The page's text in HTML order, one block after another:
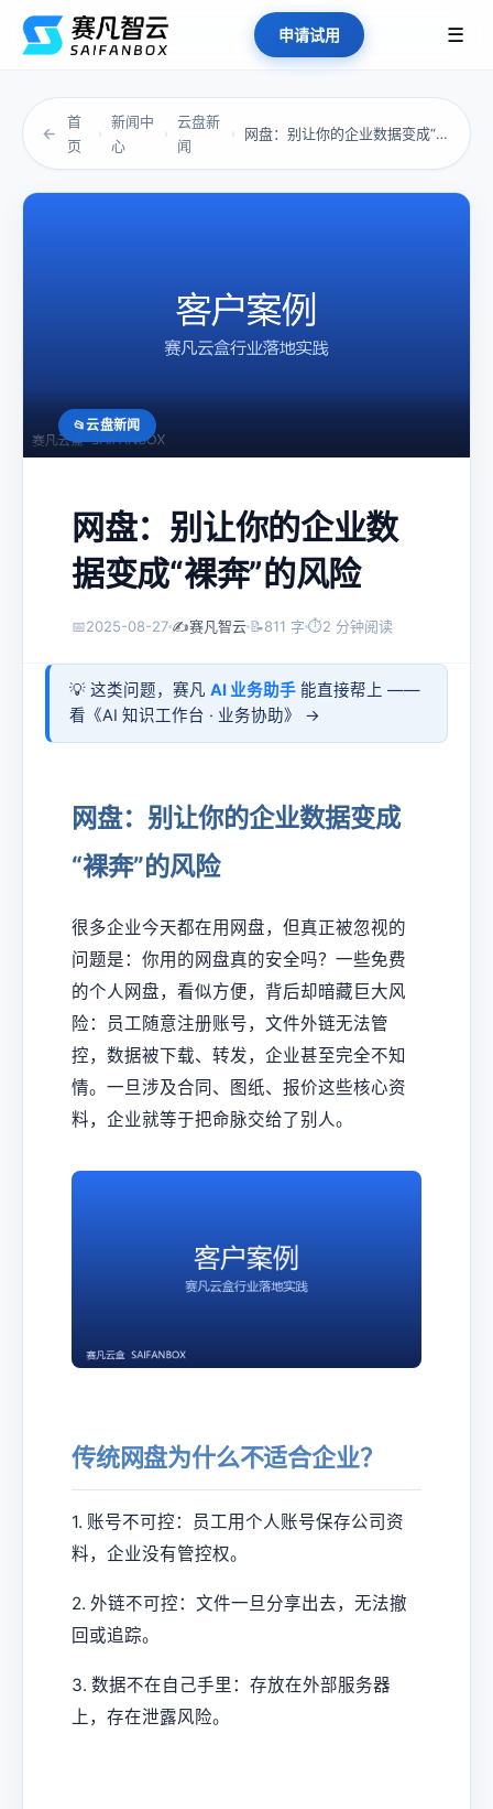
申请试用 ☰
←
首
页
›
新闻中
心
›
云盘新
闻
› 网盘：别让你的企业数据变成“裸奔”的风险
云盘新闻
网盘：别让你的企业数
据变成“裸奔”的风险
📅2025-08-27 ✍️赛凡智云 📝811 字 ⏱2 分钟阅读
💡 这类问题，赛凡 AI 业务助手 能直接帮上 ——
看《AI 知识工作台 · 业务协助》 →
网盘：别让你的企业数据变成
“裸奔”的风险
很多企业今天都在用网盘，但真正被忽视的
问题是：你用的网盘真的安全吗？一些免费
的个人网盘，看似方便，背后却暗藏巨大风
险：员工随意注册账号，文件外链无法管
控，数据被下载、转发，企业甚至完全不知
情。一旦涉及合同、图纸、报价这些核心资
料，企业就等于把命脉交给了别人。
传统网盘为什么不适合企业？
1. 账号不可控：员工用个人账号保存公司资
料，企业没有管控权。
2. 外链不可控：文件一旦分享出去，无法撤
回或追踪。
3. 数据不在自己手里：存放在外部服务器
上，存在泄露风险。